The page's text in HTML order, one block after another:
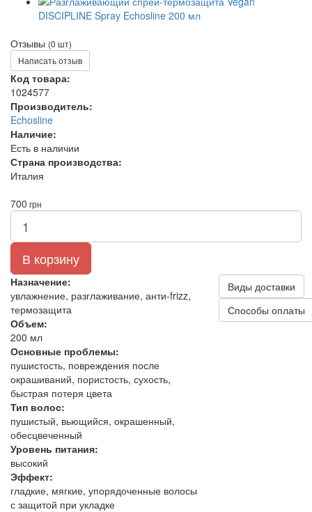
Отзывы (0 шт)
Написать отзыв
Код товара:
1024577
Производитель:
Echosline
Наличие:
Есть в наличии
Страна производства:
Италия
700 грн
В корзину
Назначение:
увлажнение, разглаживание, анти‑frizz,
термозащита
Объем:
200 мл
Основные проблемы:
пушистость, повреждения после
окрашиваний, пористость, сухость,
быстрая потеря цвета
Тип волос:
пушистый, вьющийся, окрашенный,
обесцвеченный
Уровень питания:
высокий
Эффект:
гладкие, мягкие, упорядоченные волосы
с защитой при укладке
Виды доставки
Способы оплаты